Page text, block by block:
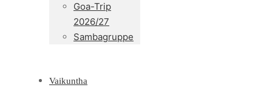
Goa-Trip
2026/27
Sambagruppe
Vaikuntha